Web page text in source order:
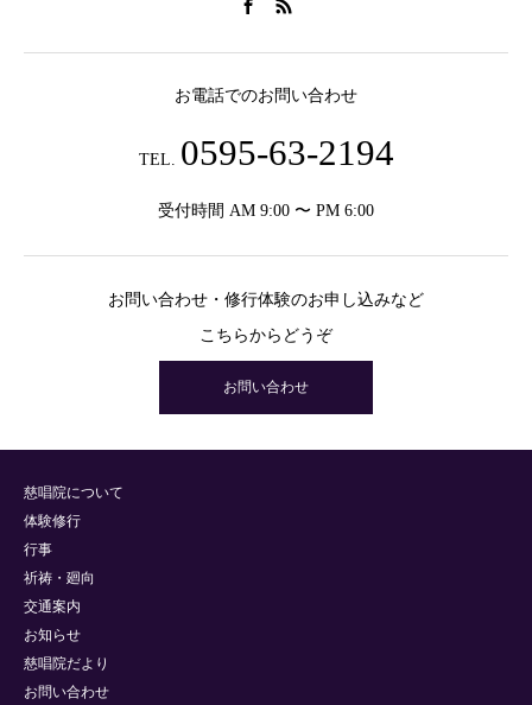
お電話でのお問い合わせ
TEL. 0595-63-2194
受付時間 AM 9:00 〜 PM 6:00
お問い合わせ・修行体験のお申し込みなど
こちらからどうぞ
お問い合わせ
慈唱院について
体験修行
行事
祈祷・廻向
交通案内
お知らせ
慈唱院だより
お問い合わせ